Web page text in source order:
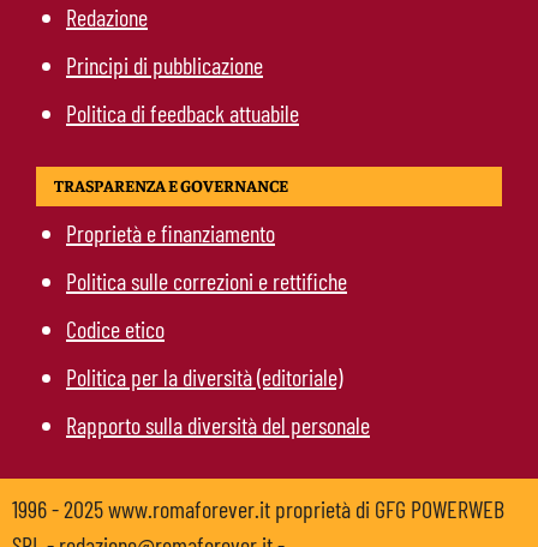
Redazione
Principi di pubblicazione
Politica di feedback attuabile
TRASPARENZA E GOVERNANCE
Proprietà e finanziamento
Politica sulle correzioni e rettifiche
Codice etico
Politica per la diversità (editoriale)
Rapporto sulla diversità del personale
1996 - 2025 www.romaforever.it proprietà di GFG POWERWEB